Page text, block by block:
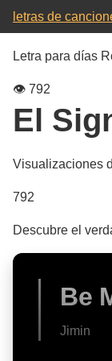
letras de
Letra para días
👁️ 792
El
Visualizaciones
792
Descubre el
Be
Jimin